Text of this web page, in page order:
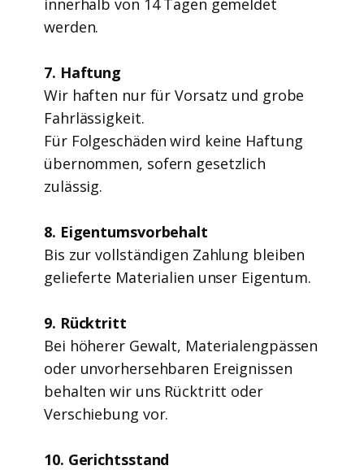
innerhalb von 14 Tagen gemeldet
werden.
7. Haftung
Wir haften nur für Vorsatz und grobe
Fahrlässigkeit.
Für Folgeschäden wird keine Haftung
übernommen, sofern gesetzlich
zulässig.
8. Eigentumsvorbehalt
Bis zur vollständigen Zahlung bleiben
gelieferte Materialien unser Eigentum.
9. Rücktritt
Bei höherer Gewalt, Materialengpässen
oder unvorhersehbaren Ereignissen
behalten wir uns Rücktritt oder
Verschiebung vor.
10. Gerichtsstand